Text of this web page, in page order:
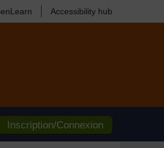
Accessibility hub
Inscription/Connexion